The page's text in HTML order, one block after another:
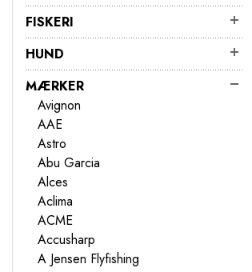
FISKERI
HUND
MÆRKER
Avignon
AAE
Astro
Abu Garcia
Alces
Aclima
ACME
Accusharp
A Jensen Flyfishing